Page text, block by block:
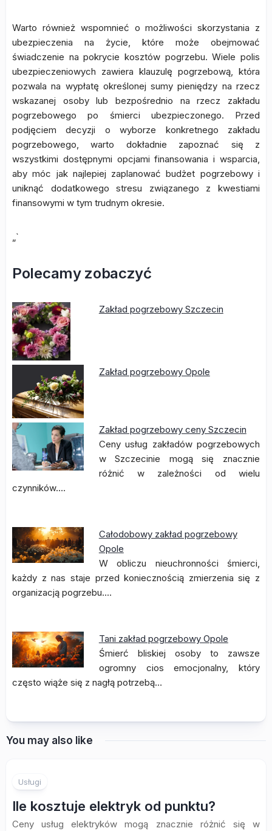
Warto również wspomnieć o możliwości skorzystania z
ubezpieczenia na życie, które może obejmować
świadczenie na pokrycie kosztów pogrzebu. Wiele polis
ubezpieczeniowych zawiera klauzulę pogrzebową, która
pozwala na wypłatę określonej sumy pieniędzy na rzecz
wskazanej osoby lub bezpośrednio na rzecz zakładu
pogrzebowego po śmierci ubezpieczonego. Przed
podjęciem decyzji o wyborze konkretnego zakładu
pogrzebowego, warto dokładnie zapoznać się z
wszystkimi dostępnymi opcjami finansowania i wsparcia,
aby móc jak najlepiej zaplanować budżet pogrzebowy i
uniknąć dodatkowego stresu związanego z kwestiami
finansowymi w tym trudnym okresie.
„`
Polecamy zobaczyć
Zakład pogrzebowy Szczecin
Zakład pogrzebowy Opole
Zakład pogrzebowy ceny Szczecin
Ceny usług zakładów pogrzebowych
w Szczecinie mogą się znacznie
różnić w zależności od wielu
czynników.…
Całodobowy zakład pogrzebowy
Opole
W obliczu nieuchronności śmierci,
każdy z nas staje przed koniecznością zmierzenia się z
organizacją pogrzebu.…
Tani zakład pogrzebowy Opole
Śmierć bliskiej osoby to zawsze
ogromny cios emocjonalny, który
często wiąże się z nagłą potrzebą…
You may also like
Usługi
Ile kosztuje elektryk od punktu?
Ceny usług elektryków mogą znacznie różnić się w